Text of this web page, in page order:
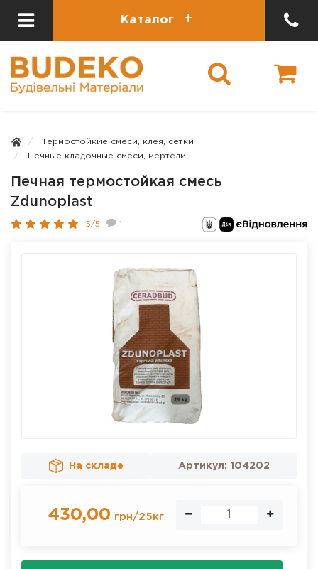
Каталог
Термостойкие смеси, клея, сетки
Печные кладочные смеси, мертели
Печная термостойкая смесь
Zdunoplast
5/5 1
На складе Артикул: 104202
430,00 грн/25кг